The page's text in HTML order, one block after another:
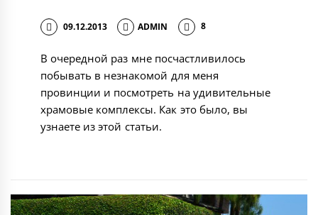
09.12.2013 ADMIN 8
В очередной раз мне посчастливилось
побывать в незнакомой для меня
провинции и посмотреть на удивительные
храмовые комплексы. Как это было, вы
узнаете из этой статьи.